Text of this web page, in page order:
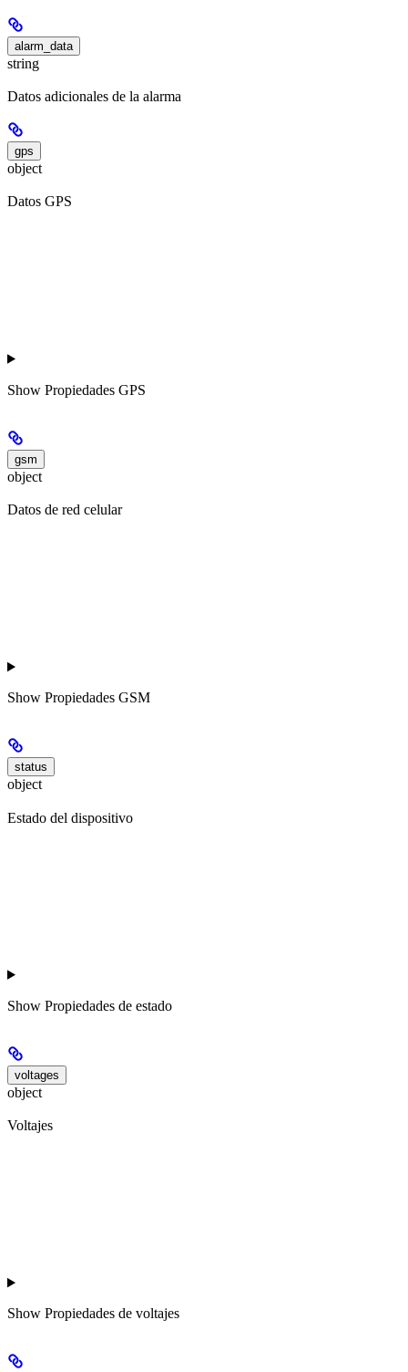
alarm_data
string
Datos adicionales de la alarma
gps
object
Datos GPS
Show Propiedades GPS
gsm
object
Datos de red celular
Show Propiedades GSM
status
object
Estado del dispositivo
Show Propiedades de estado
voltages
object
Voltajes
Show Propiedades de voltajes